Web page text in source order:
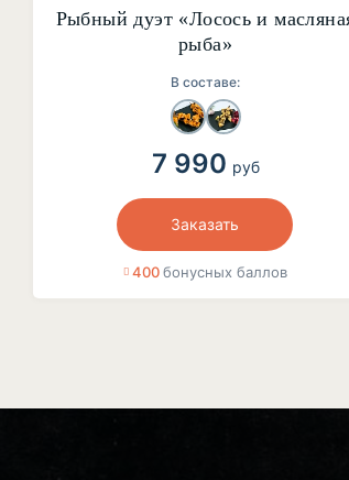
Рыбный дуэт «Лосось и
рыба»
В составе:
7 990 руб
Заказать
400бонусных баллов